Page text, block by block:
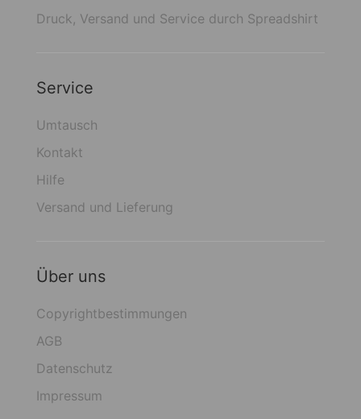
Druck, Versand und Service durch Spreadshirt
Service
Umtausch
Kontakt
Hilfe
Versand und Lieferung
Über uns
Copyrightbestimmungen
AGB
Datenschutz
Impressum